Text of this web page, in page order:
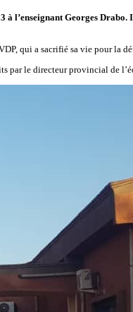
Georges
qui a sacrifié sa vie pour
le directeur provincial de